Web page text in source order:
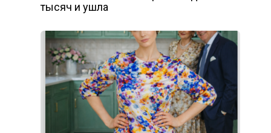
тысяч и ушла